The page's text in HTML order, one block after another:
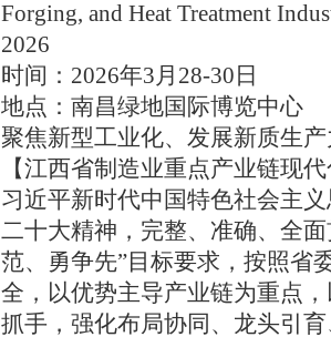
Forging, and Heat Treatment
2026
时间：2026年3月28-30日
地点：南昌绿地国际博览中心
聚焦新型工业化、发展新质生产
【江西省制造业重点产业链现
习近平新时代中国特色社会主
二十大精神，完整、准确、全
范、勇争先”目标要求，按照省
全，以优势主导产业链为重点
抓手，强化布局协同、龙头引